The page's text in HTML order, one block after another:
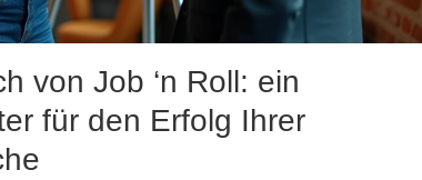
von Job ‘n Roll: ein
für den Erfolg Ihrer